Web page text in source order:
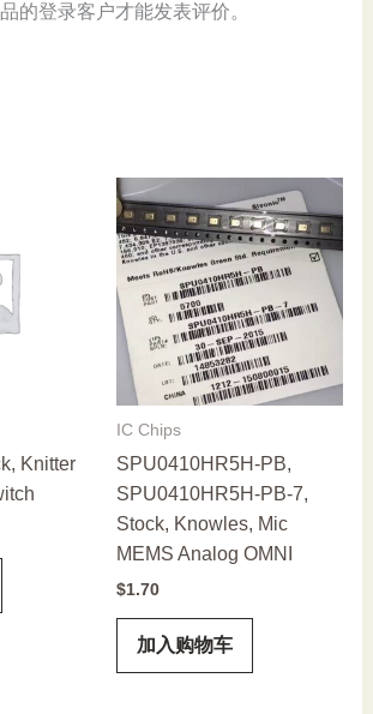
的登录客户才能发表评价。
Knitter
IC Chips
SPU0410HR5H-PB,
SPU0410HR5H-PB-7,
Stock, Knowles, Mic
MEMS Analog OMNI
$1.70
加入购物车